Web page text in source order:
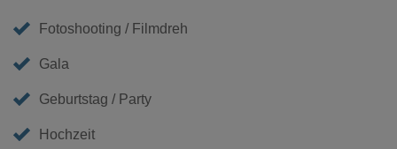
Fotoshooting / Filmdreh
Gala
Geburtstag / Party
Hochzeit